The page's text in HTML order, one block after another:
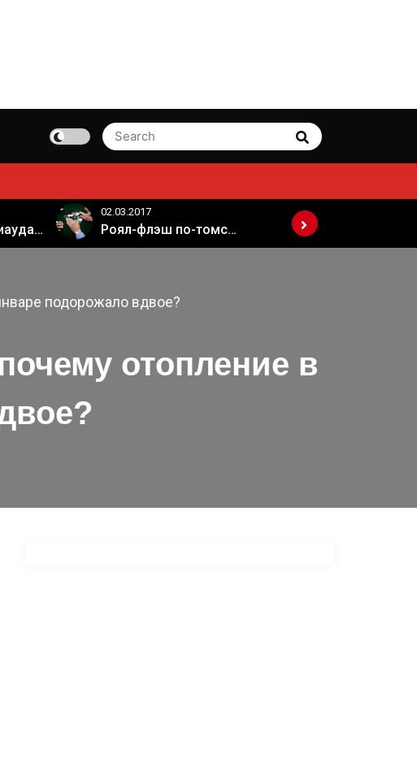
Search
for:
Search
США сообщили об авиаударе России по арабской коалиции в Сирии
02.03.2017
Роял-флэш по-томски
подорожало вдвое?
отопление в